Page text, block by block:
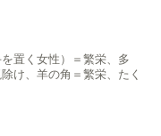
置く女性）＝繁栄、多
、羊の角＝繁栄、たく